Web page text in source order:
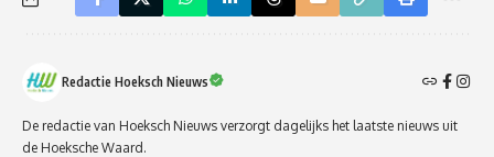
Redactie Hoeksch Nieuws
De redactie van Hoeksch Nieuws verzorgt dagelijks het laatste nieuws uit
de Hoeksche Waard.